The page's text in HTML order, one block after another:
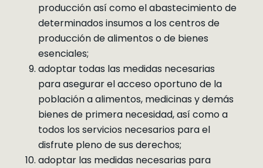
producción así como el abastecimiento de
determinados insumos a los centros de
producción de alimentos o de bienes
esenciales;
adoptar todas las medidas necesarias
para asegurar el acceso oportuno de la
población a alimentos, medicinas y demás
bienes de primera necesidad, así como a
todos los servicios necesarios para el
disfrute pleno de sus derechos;
adoptar las medidas necesarias para